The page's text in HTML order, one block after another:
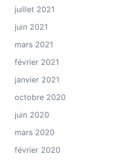
juillet 2021
juin 2021
mars 2021
février 2021
janvier 2021
octobre 2020
juin 2020
mars 2020
février 2020